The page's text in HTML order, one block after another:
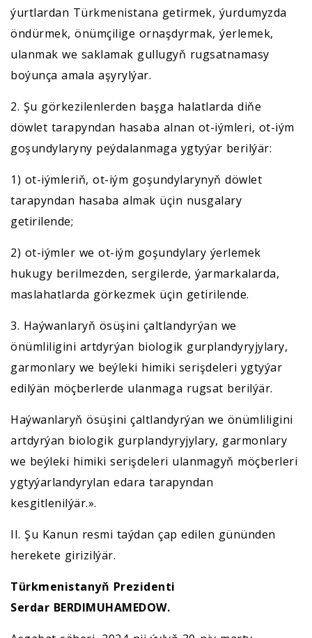
ýurtlardan Türkmenistana getirmek, ýurdumyzda
öndürmek, önümçilige ornaşdyrmak, ýerlemek,
ulanmak we saklamak gullugyň rugsatnamasy
boýunça amala aşyrylýar.
2. Şu görkezilenlerden başga halatlarda diňe
döwlet tarapyndan hasaba alnan ot-iýmleri, ot-iým
goşundylaryny peýdalanmaga ygtyýar berilýär:
1) ot-iýmleriň, ot-iým goşundylarynyň döwlet
tarapyndan hasaba almak üçin nusgalary
getirilende;
2) ot-iýmler we ot-iým goşundylary ýerlemek
hukugy berilmezden, sergilerde, ýarmarkalarda,
maslahatlarda görkezmek üçin getirilende.
3. Haýwanlaryň ösüşini çaltlandyrýan we
önümliligini artdyrýan biologik gurplandyryjylary,
garmonlary we beýleki himiki serişdeleri ygtyýar
edilýän möçberlerde ulanmaga rugsat berilýär.
Haýwanlaryň ösüşini çaltlandyrýan we önümliligini
artdyrýan biologik gurplandyryjylary, garmonlary
we beýleki himiki serişdeleri ulanmagyň möçberleri
ygtyýarlandyrylan edara tarapyndan
kesgitlenilýär.».
II. Şu Kanun resmi taýdan çap edilen gününden
herekete girizilýär.
Türkmenistanyň Prezidenti
Serdar BERDIMUHAMEDOW.